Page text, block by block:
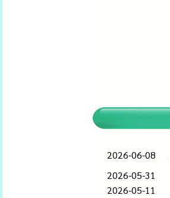
2026-06-08
2026-05-31
2026-05-11